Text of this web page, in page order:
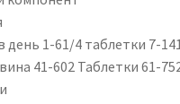
день 1-61/4 таблетки 7-
41-602 Таблетки 61-